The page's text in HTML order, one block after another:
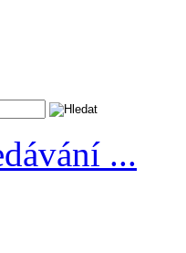
...